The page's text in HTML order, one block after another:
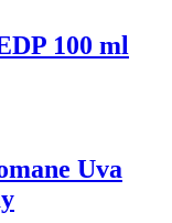
100 ml
Uva